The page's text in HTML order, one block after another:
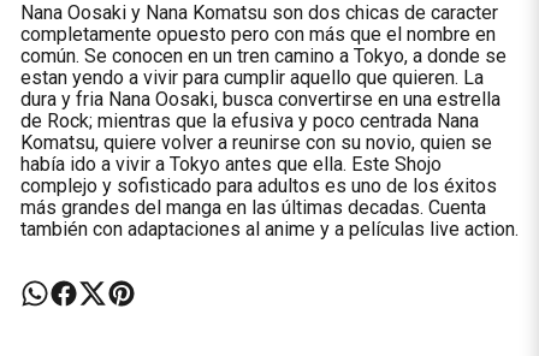
Nana Oosaki y Nana Komatsu son dos chicas de caracter
completamente opuesto pero con más que el nombre en
común. Se conocen en un tren camino a Tokyo, a donde se
estan yendo a vivir para cumplir aquello que quieren. La
dura y fria Nana Oosaki, busca convertirse en una estrella
de Rock; mientras que la efusiva y poco centrada Nana
Komatsu, quiere volver a reunirse con su novio, quien se
había ido a vivir a Tokyo antes que ella. Este Shojo
complejo y sofisticado para adultos es uno de los éxitos
más grandes del manga en las últimas decadas. Cuenta
también con adaptaciones al anime y a películas live action.